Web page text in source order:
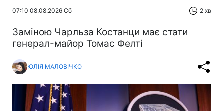
07:10 08.08.2026 Сб 2 хв
Заміною Чарльза Костанци має стати
генерал-майор Томас Фелті
ЮЛІЯ МАЛОВІЧКО